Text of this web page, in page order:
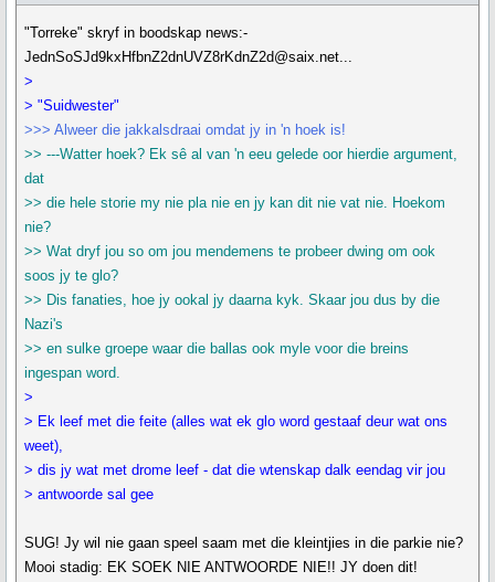
"Torreke" skryf in boodskap news:-
JednSoSJd9kxHfbnZ2dnUVZ8rKdnZ2d@saix.net...
>
> "Suidwester"
>>> Alweer die jakkalsdraai omdat jy in 'n hoek is!
>> ---Watter hoek? Ek sê al van 'n eeu gelede oor hierdie argument,
dat
>> die hele storie my nie pla nie en jy kan dit nie vat nie. Hoekom
nie?
>> Wat dryf jou so om jou mendemens te probeer dwing om ook
soos jy te glo?
>> Dis fanaties, hoe jy ookal jy daarna kyk. Skaar jou dus by die
Nazi's
>> en sulke groepe waar die ballas ook myle voor die breins
ingespan word.
>
> Ek leef met die feite (alles wat ek glo word gestaaf deur wat ons
weet),
> dis jy wat met drome leef - dat die wtenskap dalk eendag vir jou
> antwoorde sal gee
SUG! Jy wil nie gaan speel saam met die kleintjies in die parkie nie?
Mooi stadig: EK SOEK NIE ANTWOORDE NIE!! JY doen dit!